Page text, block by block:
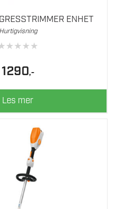
ENHET
Hurtigvisning
★★★★
1290,-
Les mer